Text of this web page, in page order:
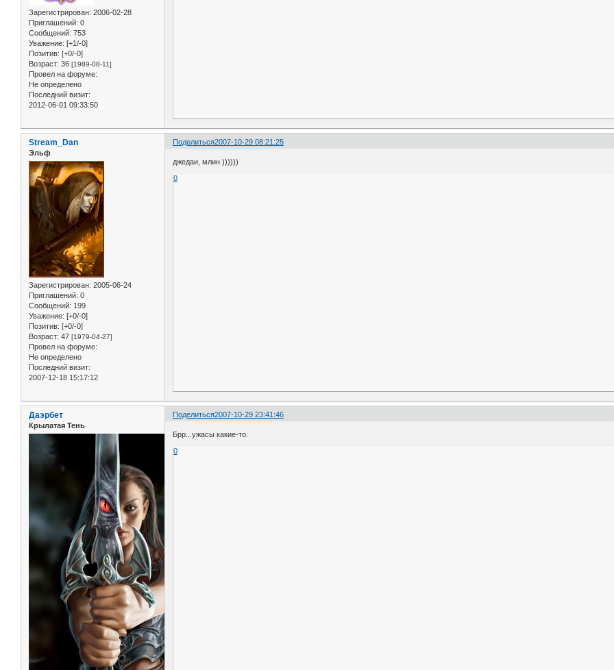
Зарегистрирован: 2006-02-28
Приглашений: 0
Сообщений: 753
Уважение: [+1/-0]
Позитив: [+0/-0]
Возраст: 36 [1989-08-11]
Провел на форуме:
Не определено
Последний визит:
2012-06-01 09:33:50
Поделиться2007-10-29 08:21:25
Stream_Dan
Эльф
Зарегистрирован: 2005-06-24
Приглашений: 0
Сообщений: 199
Уважение: [+0/-0]
Позитив: [+0/-0]
Возраст: 47 [1979-04-27]
Провел на форуме:
Не определено
Последний визит:
2007-12-18 15:17:12
джедаи, млин ))))))
0
Поделиться2007-10-29 23:41:46
Даэрбет
Крылатая Тень
Брр...ужасы какие-то.
0